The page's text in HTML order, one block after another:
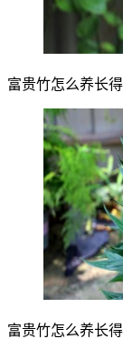
富贵竹怎么养长
富贵竹怎么养长